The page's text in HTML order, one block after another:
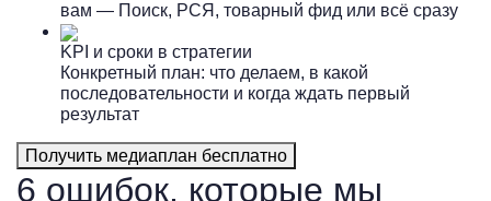
вам — Поиск, РСЯ, товарный фид или всё сразу
KPI и сроки в стратегии
Конкретный план: что делаем, в какой
последовательности и когда ждать первый
результат
Получить медиаплан бесплатно
6 ошибок, которые мы